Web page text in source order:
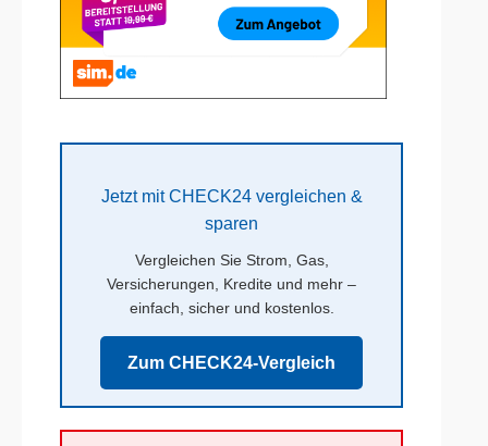
Jetzt mit CHECK24 vergleichen &
sparen
Vergleichen Sie Strom, Gas,
Versicherungen, Kredite und mehr –
einfach, sicher und kostenlos.
Zum CHECK24-Vergleich